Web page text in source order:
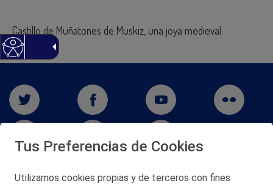
Castillo de Muñatones de Muskiz, una joya medieval.
Tus Preferencias de Cookies
Utilizamos cookies propias y de terceros con fines